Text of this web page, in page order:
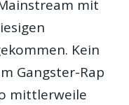
mit
Kein
Gangster-Rap
mittlerweile